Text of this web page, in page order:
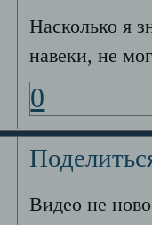
Насколько я
навеки, не
0
Видео не